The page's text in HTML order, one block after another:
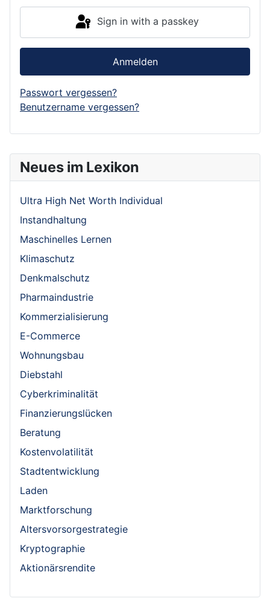
Neues im Lexikon
Ultra High Net Worth Individual
Instandhaltung
Maschinelles Lernen
Klimaschutz
Denkmalschutz
Pharmaindustrie
Kommerzialisierung
E-Commerce
Wohnungsbau
Diebstahl
Cyberkriminalität
Finanzierungslücken
Beratung
Kostenvolatilität
Stadtentwicklung
Laden
Marktforschung
Altersvorsorgestrategie
Kryptographie
Aktionärsrendite
Sign in with a passkey
Anmelden
Passwort vergessen?
Benutzername vergessen?